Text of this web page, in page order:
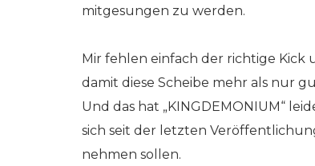
mitgesungen zu werden.
Mir fehlen einfach der richtige Kick
damit diese Scheibe mehr als nur
Und das hat „KINGDEMONIUM“
sich seit der letzten
nehmen sollen.